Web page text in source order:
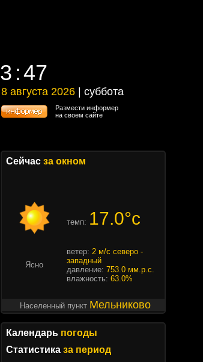
3 :47
3 :47
8 августа 2026 | суббота
8 августа 2026 | суббота
Размести информер
на своем сайте
Сейчас за окном
темп: 17.0°c
Ясно
ветер: 2 м/с северо -
западный
давление: 753.0 мм.р.с.
влажность: 63.0%
Населенный пункт Мельниково
Календарь погоды
Статистика за период